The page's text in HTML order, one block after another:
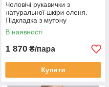
Чоловічі рукавички з
натуральної шкіри оленя.
Підкладка з мутону
В наявності
1 870 ₴/пара
Купити